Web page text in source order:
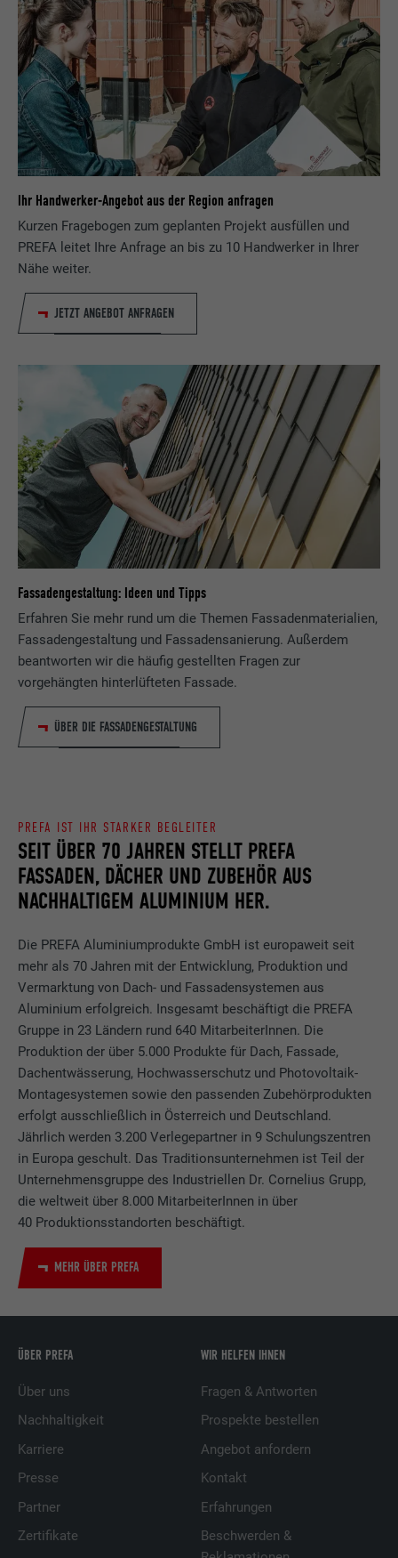
Ihr Handwerker-Angebot aus der Region anfragen
Kurzen Fragebogen zum geplanten Projekt ausfüllen und
PREFA leitet Ihre Anfrage an bis zu 10 Handwerker in Ihrer
Nähe weiter.
JETZT ANGEBOT ANFRAGEN
Fassadengestaltung: Ideen und Tipps
Erfahren Sie mehr rund um die Themen Fassadenmaterialien,
Fassadengestaltung und Fassadensanierung. Außerdem
beantworten wir die häufig gestellten Fragen zur
vorgehängten hinterlüfteten Fassade.
ÜBER DIE FASSADENGESTALTUNG
SEIT ÜBER 70 JAHREN STELLT PREFA
FASSADEN, DÄCHER UND ZUBEHÖR AUS
NACHHALTIGEM ALUMINIUM HER.
PREFA IST IHR STARKER BEGLEITER
Die PREFA Aluminiumprodukte GmbH ist europaweit seit
mehr als 70 Jahren mit der Entwicklung, Produktion und
Vermarktung von Dach- und Fassadensystemen aus
Aluminium erfolgreich. Insgesamt beschäftigt die PREFA
Gruppe in 23 Ländern rund 640 MitarbeiterInnen. Die
Produktion der über 5.000 Produkte für Dach, Fassade,
Dachentwässerung, Hochwasserschutz und Photovoltaik-
Montagesystemen sowie den passenden Zubehörprodukten
erfolgt ausschließlich in Österreich und Deutschland.
Jährlich werden 3.200 Verlegepartner in 9 Schulungszentren
in Europa geschult. Das Traditionsunternehmen ist Teil der
Unternehmensgruppe des Industriellen Dr. Cornelius Grupp,
die weltweit über 8.000 MitarbeiterInnen in über
40 Produktionsstandorten beschäftigt.
MEHR ÜBER PREFA
ÜBER PREFA
Über uns
Nachhaltigkeit
Karriere
Presse
Partner
Zertifikate
WIR HELFEN IHNEN
Fragen & Antworten
Prospekte bestellen
Angebot anfordern
Kontakt
Erfahrungen
Beschwerden &